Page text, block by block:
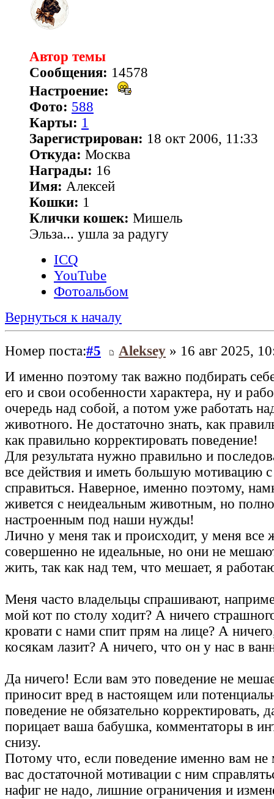
Автор темы
Сообщения: 14578
Настроение:
Фото: 588
Карты: 1
Зарегистрирован: 18 окт 2006, 11:33
Откуда: Москва
Награды: 16
Имя: Алексей
Кошки: 1
Клички кошек: Мишель
Эльза... ушла за радугу
ICQ
YouTube
Фотоальбом
Вернуться к началу
Номер поста:#5 Aleksey » 16 авг 2025,
И именно поэтому так важно подбирать
его и свои особенности характера, ну и
очередь над собой, а потом уже работать
животного. Не достаточно знать, как
как правильно корректировать поведение!
Для результата нужно правильно и
все действия и иметь большую мотивацию
справиться. Наверное, именно поэтому,
живется с неидеальным животным, но
настроенным под наши нужды!
Лично у меня так и происходит, у меня все
совершенно не идеальные, но они не
жить, так как над тем, что мешает, я
Меня часто владельцы спрашивают,
мой кот по столу ходит? А ничего
кровати с нами спит прям на лице? А
косякам лазит? А ничего, что он у нас в
Да ничего! Если вам это поведение не
приносит вред в настоящем или
поведение не обязательно корректировать,
порицает ваша бабушка, комментаторы в
снизу.
Потому что, если поведение именно вам не
вас достаточной мотивации с ним
нафиг не надо, лишние ограничения и